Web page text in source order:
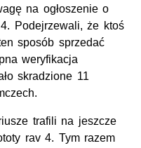
na ogłoszenie o
Podejrzewali, że ktoś
sposób sprzedać
weryfikacja
skradzione 11
trafili na jeszcze
rav 4. Tym razem